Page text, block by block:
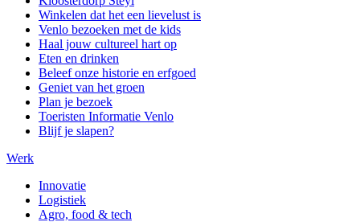
Winkelen dat het een lievelust is
Venlo bezoeken met de kids
Haal jouw cultureel hart op
Eten en drinken
Beleef onze historie en erfgoed
Geniet van het groen
Plan je bezoek
Toeristen Informatie Venlo
Blijf je slapen?
Werk
Innovatie
Logistiek
Agro, food & tech